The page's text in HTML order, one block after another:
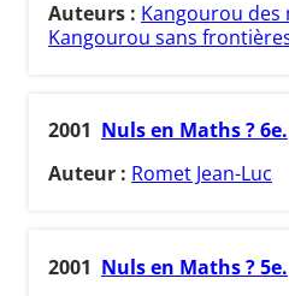
Auteurs : Kangourou des
Kangourou sans
2001 Nuls en Maths ? 6e.
Auteur : Romet Jean-Luc
2001 Nuls en Maths ? 5e.